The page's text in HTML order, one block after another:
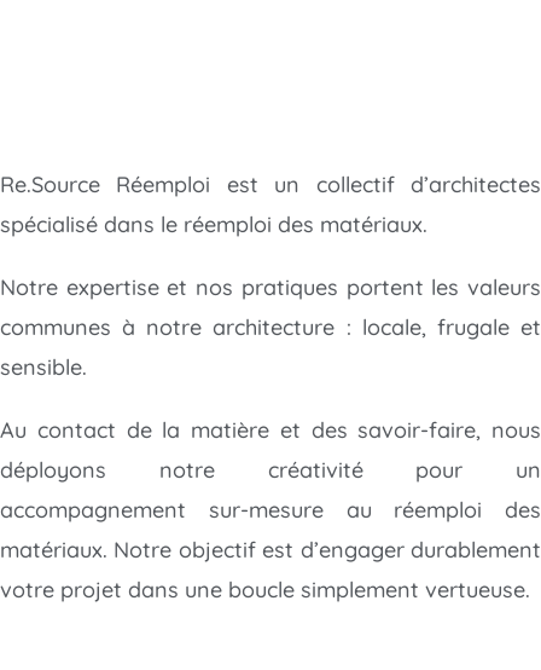
Re.Source Réemploi est un collectif d’architectes
spécialisé dans le réemploi des matériaux.
Notre expertise et nos pratiques portent les valeurs
communes à notre architecture : locale, frugale et
sensible.
Au contact de la matière et des savoir-faire, nous
déployons notre créativité pour un
accompagnement sur-mesure au réemploi des
matériaux. Notre objectif est d’engager durablement
votre projet dans une boucle simplement vertueuse.